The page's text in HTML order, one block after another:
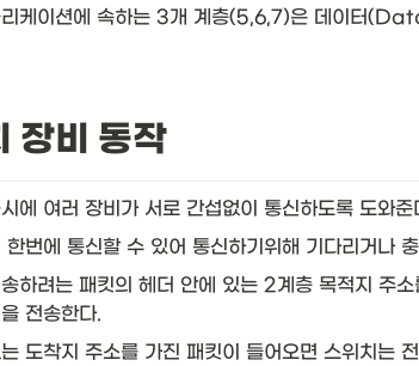
리케이션에 속하는 3개 계층(5,6,7)은 데이터
장비 동작
에 여러 장비가 서로 간섭없이 통신하도록 도와준
한번에 통신할 수 있어 통신하기위해 기다리거나
하려는 패킷의 헤더 안에 있는 2계층 목적지 주
전송한다.
도착지 주소를 가진 패킷이 들어오면 스위치는